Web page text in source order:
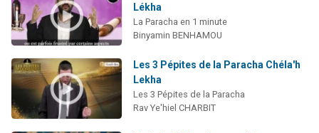
Lékha
La Paracha en 1 minute
Binyamin BENHAMOU
Les 3 Pépites de la Paracha Chéla'h
Lekha
Les 3 Pépites de la Paracha
Rav Ye'hiel CHARBIT